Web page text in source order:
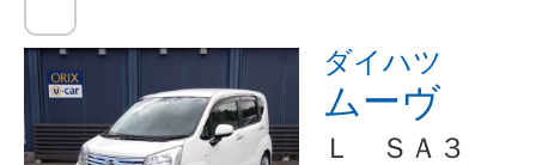
ダイハツ
ムーヴ
Ｌ ＳＡ３